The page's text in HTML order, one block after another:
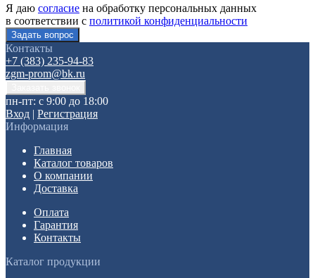
Я даю согласие на обработку персональных данных
в соответствии с политикой конфиденциальности
Контакты
+7 (383) 235-94-83
zgm-prom@bk.ru
пн-пт: с 9:00 до 18:00
Вход | Регистрация
Информация
Главная
Каталог товаров
О компании
Доставка
Оплата
Гарантия
Контакты
Каталог продукции